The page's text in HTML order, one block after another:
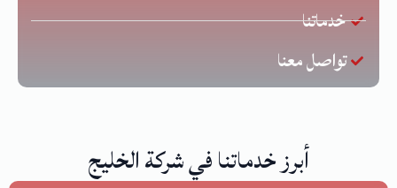
خدماتنا
تواصل معنا
أبرز خدماتنا في شركة الخليج